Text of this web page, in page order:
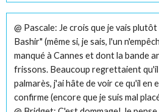
@ Pascale: Je crois que je vais
Bashir" (même si, je sais, l'un
manqué à Cannes et dont la bande
frissons. Beaucoup regrettaient qu'il
palmarès, j'ai hâte de voir ce qu'il en
confirme (encore que je suis mal